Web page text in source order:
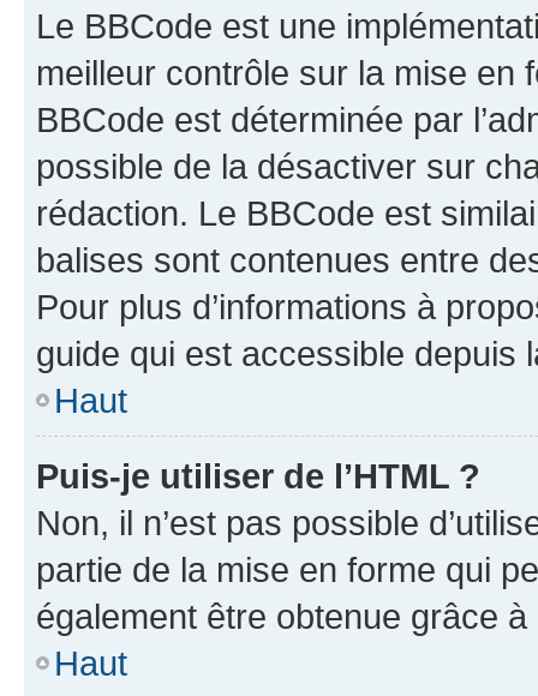
Le BBCode est une
meilleur contrôle sur la mise en
BBCode est déterminée par
possible de la désactiver sur
rédaction. Le BBCode est
balises sont contenues entre
Pour plus d’informations à
guide qui est accessible depuis
Haut
Puis-je utiliser de l’HTML ?
Non, il n’est pas possible
partie de la mise en forme qui
également être obtenue grâce à
Haut